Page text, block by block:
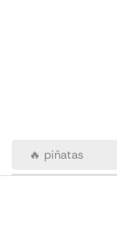
🔥 piñatas